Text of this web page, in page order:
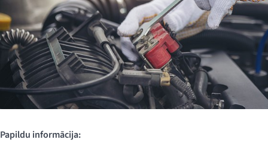
Papildu informācija: